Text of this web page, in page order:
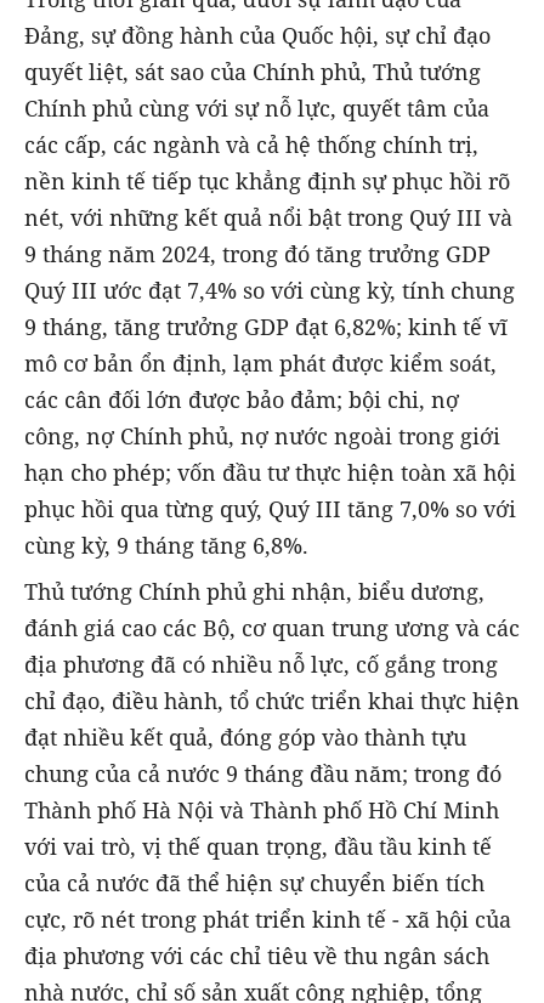
Đảng, sự đồng hành của Quốc hội, sự chỉ đạo
quyết liệt, sát sao của Chính phủ, Thủ tướng
Chính phủ cùng với sự nỗ lực, quyết tâm của
các cấp, các ngành và cả hệ thống chính trị,
nền kinh tế tiếp tục khẳng định sự phục hồi rõ
nét, với những kết quả nổi bật trong Quý III và
9 tháng năm 2024, trong đó tăng trưởng GDP
Quý III ước đạt 7,4% so với cùng kỳ, tính chung
9 tháng, tăng trưởng GDP đạt 6,82%; kinh tế vĩ
mô cơ bản ổn định, lạm phát được kiểm soát,
các cân đối lớn được bảo đảm; bội chi, nợ
công, nợ Chính phủ, nợ nước ngoài trong giới
hạn cho phép; vốn đầu tư thực hiện toàn xã hội
phục hồi qua từng quý, Quý III tăng 7,0% so với
cùng kỳ, 9 tháng tăng 6,8%.
Thủ tướng Chính phủ ghi nhận, biểu dương,
đánh giá cao các Bộ, cơ quan trung ương và các
địa phương đã có nhiều nỗ lực, cố gắng trong
chỉ đạo, điều hành, tổ chức triển khai thực hiện
đạt nhiều kết quả, đóng góp vào thành tựu
chung của cả nước 9 tháng đầu năm; trong đó
Thành phố Hà Nội và Thành phố Hồ Chí Minh
với vai trò, vị thế quan trọng, đầu tầu kinh tế
của cả nước đã thể hiện sự chuyển biến tích
cực, rõ nét trong phát triển kinh tế - xã hội của
địa phương với các chỉ tiêu về thu ngân sách
nhà nước, chỉ số sản xuất công nghiệp, tổng